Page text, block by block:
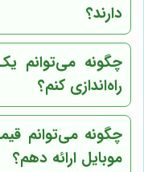
دارند؟
چگونه می‌توانم
راه‌اندازی کنم؟
چگونه می‌توانم
موبایل ارائه دهم؟